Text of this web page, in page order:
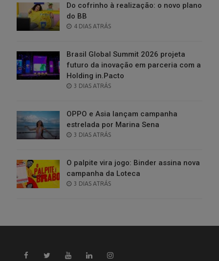
Do cofrinho à realização: o novo plano
do BB
POSTED
4 DIAS ATRÁS
Brasil Global Summit 2026 projeta
futuro da inovação em parceria com a
Holding in.Pacto
POSTED
3 DIAS ATRÁS
OPPO e Asia lançam campanha
estrelada por Marina Sena
POSTED
3 DIAS ATRÁS
O palpite vira jogo: Binder assina nova
campanha da Loteca
POSTED
3 DIAS ATRÁS